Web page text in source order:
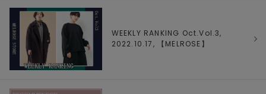
WEEKLY RANKING Oct.Vol.3,
2022.10.17, 【 MELROSE 】